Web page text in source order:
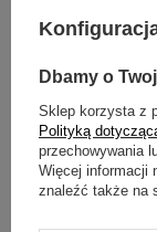
OPIS
Dbamy o
Sklep korzysta z
Polityką
przechowywania
Więcej informacji
znaleźć także na